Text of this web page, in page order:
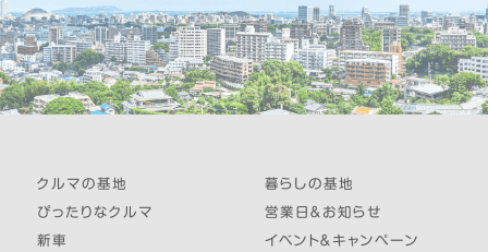
クルマの基地
ぴったりなクルマ
新車
暮らしの基地
営業日＆お知らせ
イベント＆キャンペーン